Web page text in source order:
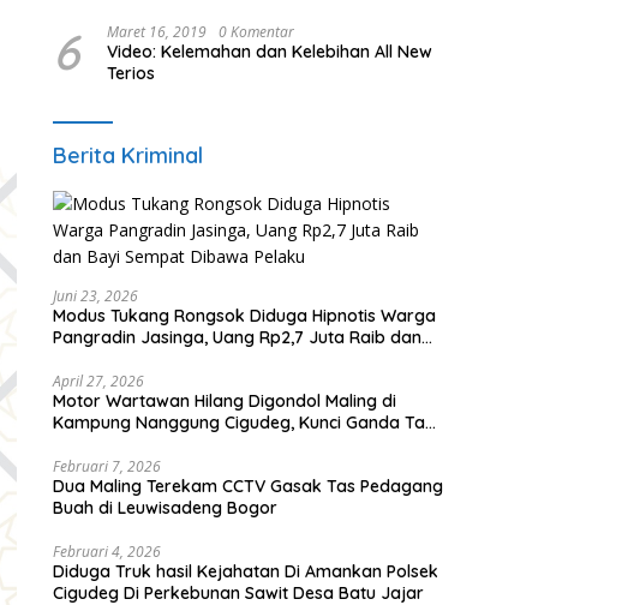
6 Maret 16, 2019 0 Komentar
Video: Kelemahan dan Kelebihan All New
Terios
Berita Kriminal
Juni 23, 2026
Modus Tukang Rongsok Diduga Hipnotis Warga
Pangradin Jasinga, Uang Rp2,7 Juta Raib dan
April 27, 2026
Motor Wartawan Hilang Digondol Maling di
Kampung Nanggung Cigudeg, Kunci Ganda Tak
Februari 7, 2026
Dua Maling Terekam CCTV Gasak Tas Pedagang
Buah di Leuwisadeng Bogor
Februari 4, 2026
Diduga Truk hasil Kejahatan Di Amankan Polsek
Cigudeg Di Perkebunan Sawit Desa Batu Jajar